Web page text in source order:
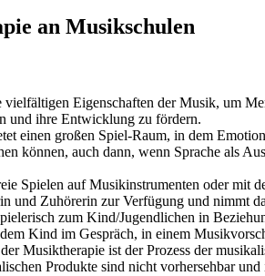
an Musikschulen
Eigenschaften der Musik, um
und ihre Entwicklung zu fördern.
einen großen Spiel-Raum, in dem
können, auch dann, wenn Sprache als
Spielen auf Musikinstrumenten oder mit
und Zuhörerin zur Verfügung und nimmt
zum Kind/Jugendlichen in
Kind im Gespräch, in einem
Musiktherapie ist der Prozess der
Produkte sind nicht vorhersehbar